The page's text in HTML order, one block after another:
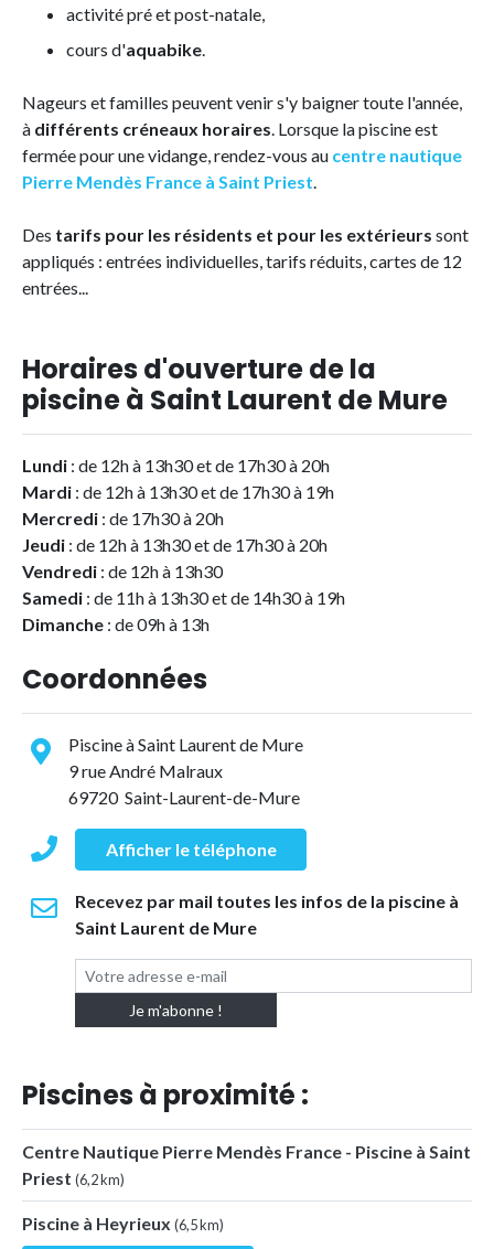
activité pré et post-natale,
cours d'aquabike.
Nageurs et familles peuvent venir s'y baigner toute l'année,
à différents créneaux horaires. Lorsque la piscine est
fermée pour une vidange, rendez-vous au centre nautique
Pierre Mendès France à Saint Priest.
Des tarifs pour les résidents et pour les extérieurs sont
appliqués : entrées individuelles, tarifs réduits, cartes de 12
entrées...
Horaires d'ouverture de la
piscine à Saint Laurent de Mure
Lundi : de 12h à 13h30 et de 17h30 à 20h
Mardi : de 12h à 13h30 et de 17h30 à 19h
Mercredi : de 17h30 à 20h
Jeudi : de 12h à 13h30 et de 17h30 à 20h
Vendredi : de 12h à 13h30
Samedi : de 11h à 13h30 et de 14h30 à 19h
Dimanche : de 09h à 13h
Coordonnées
Piscine à Saint Laurent de Mure
9 rue André Malraux
69720 Saint-Laurent-de-Mure
Afficher le téléphone
Recevez par mail toutes les infos de la piscine à
Saint Laurent de Mure
Piscines à proximité :
Centre Nautique Pierre Mendès France - Piscine à Saint
Priest (6,2 km)
Piscine à Heyrieux (6,5 km)